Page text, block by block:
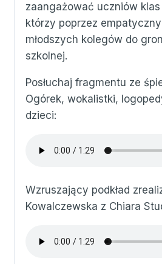
zaangażować uczniów
którzy poprzez
młodszych kolegów do
szkolnej.
Posłuchaj fragmentu ze
Ogórek, wokalistki,
dzieci:
Wzruszający podkład
Kowalczewska z Chiara